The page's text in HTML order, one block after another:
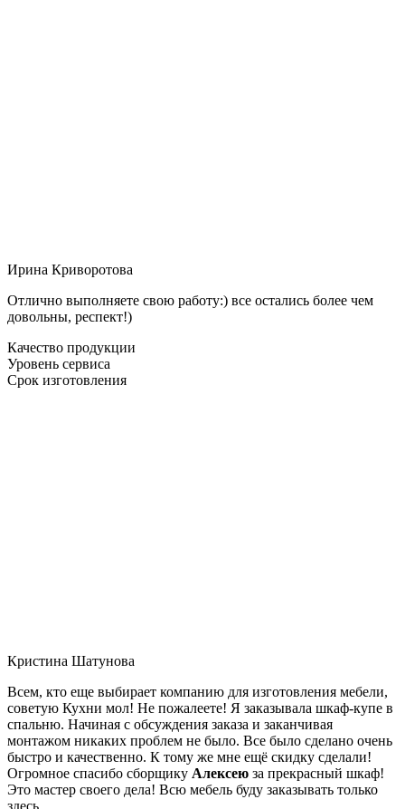
Ирина Криворотова
Отлично выполняете свою работу:) все остались более чем
довольны, респект!)
Качество продукции
Уровень сервиса
Срок изготовления
Кристина Шатунова
Всем, кто еще выбирает компанию для изготовления мебели,
советую Кухни мол! Не пожалеете! Я заказывала шкаф-купе в
спальню. Начиная с обсуждения заказа и заканчивая
монтажом никаких проблем не было. Все было сделано очень
быстро и качественно. К тому же мне ещё скидку сделали!
Огромное спасибо сборщику Алексею за прекрасный шкаф!
Это мастер своего дела! Всю мебель буду заказывать только
здесь.